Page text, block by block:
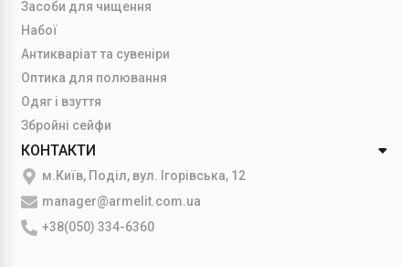
Засоби для чищення
Набої
Антикваріат та сувеніри
Оптика для полювання
Одяг і взуття
Збройні сейфи
КОНТАКТИ
м.Київ, Поділ, вул. Ігорівська, 12
manager@armelit.com.ua
+38(050) 334-6360